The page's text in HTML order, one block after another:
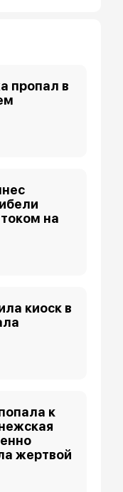
пропал в
на
киоск в
к
жертвой